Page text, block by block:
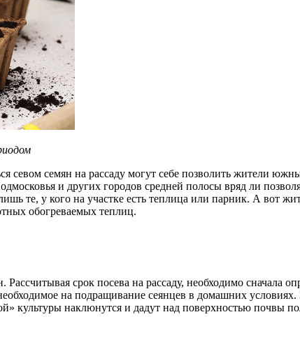
севом семян на рассаду могут себе позволить жители
и других городов средней полосы вряд ли
те, у кого на участке есть теплица или парник. А вот
обогреваемых теплиц.
срок посева на рассаду, необходимо сначала
на подращивание сеянцев в домашних
культуры наклюнутся и дадут над поверхностью почвы